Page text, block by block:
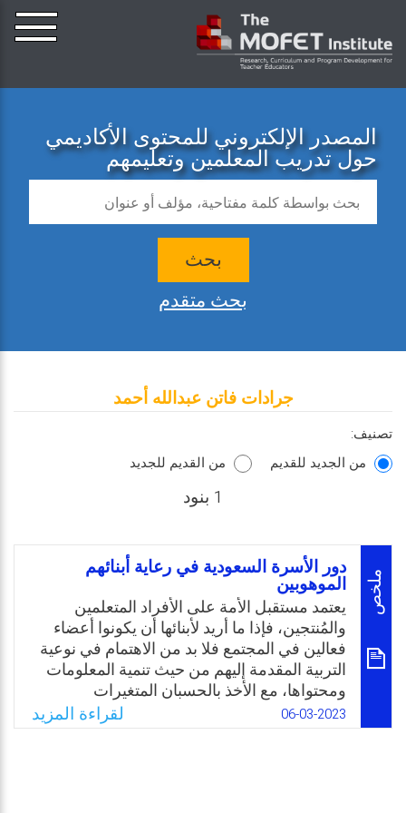
المصدر الإلكتروني للمحتوى الأكاديمي
حول تدريب المعلمين وتعليمهم
بحث
بحث متقدم
جرادات فاتن عبدالله أحمد
تصنيف:
من الجديد للقديم
من القديم للجديد
1 بنود
ملخص
دور الأسرة السعودية في رعاية أبنائهم
الموهوبين
يعتمد مستقبل الأمة على الأفراد المتعلمين
والمُنتجين، فإذا ما أريد لأبنائها أن يكونوا أعضاء
فعالين في المجتمع فلا بد من الاهتمام في نوعية
التربية المقدمة إليهم من حيث تنمية المعلومات
ومحتواها، مع الأخذ بالحسبان المتغيرات
والتطورات العالمية والانفجار المعرفي
والتكنولوجي، ويأتي ذلك من خلال الاهتمام بفئة
06-03-2023 لقراءة المزيد